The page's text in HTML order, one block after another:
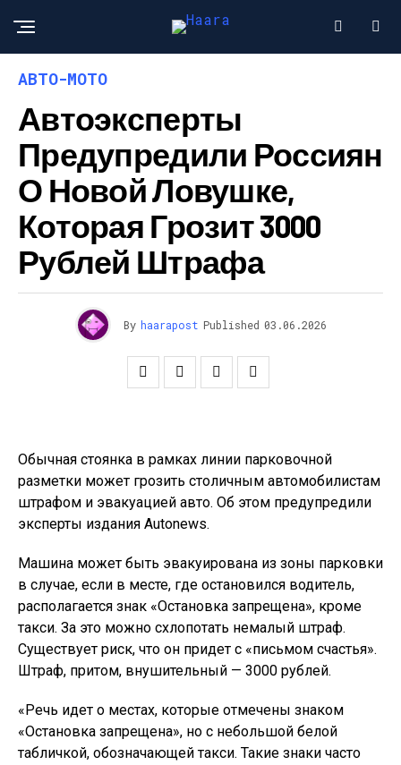
АВТО-МОТО
Автоэксперты
Предупредили Россиян
О Новой Ловушке,
Которая Грозит 3000
Рублей Штрафа
By haarapost Published 03.06.2026
Обычная стоянка в рамках линии парковочной
разметки может грозить столичным автомобилистам
штрафом и эвакуацией авто. Об этом предупредили
эксперты издания Autonews.
Машина может быть эвакуирована из зоны парковки
в случае, если в месте, где остановился водитель,
располагается знак «Остановка запрещена», кроме
такси. За это можно схлопотать немалый штраф.
Существует риск, что он придет с «письмом счастья».
Штраф, притом, внушительный — 3000 рублей.
«Речь идет о местах, которые отмечены знаком
«Остановка запрещена», но с небольшой белой
табличкой, обозначающей такси. Такие знаки часто